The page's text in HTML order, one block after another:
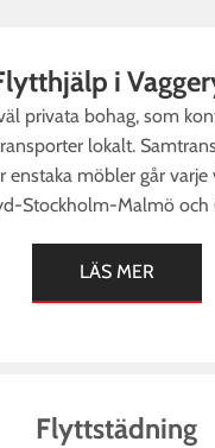
i
privata bohag, som
lokalt.
enstaka möbler går varje
Stockholm-Malmö och
LÄS MER
Flyttstädning